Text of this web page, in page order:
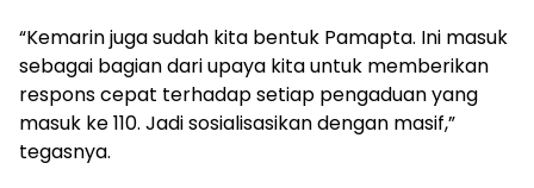
“Kemarin juga sudah kita bentuk Pamapta. Ini masuk
sebagai bagian dari upaya kita untuk memberikan
respons cepat terhadap setiap pengaduan yang
masuk ke 110. Jadi sosialisasikan dengan masif,”
tegasnya.